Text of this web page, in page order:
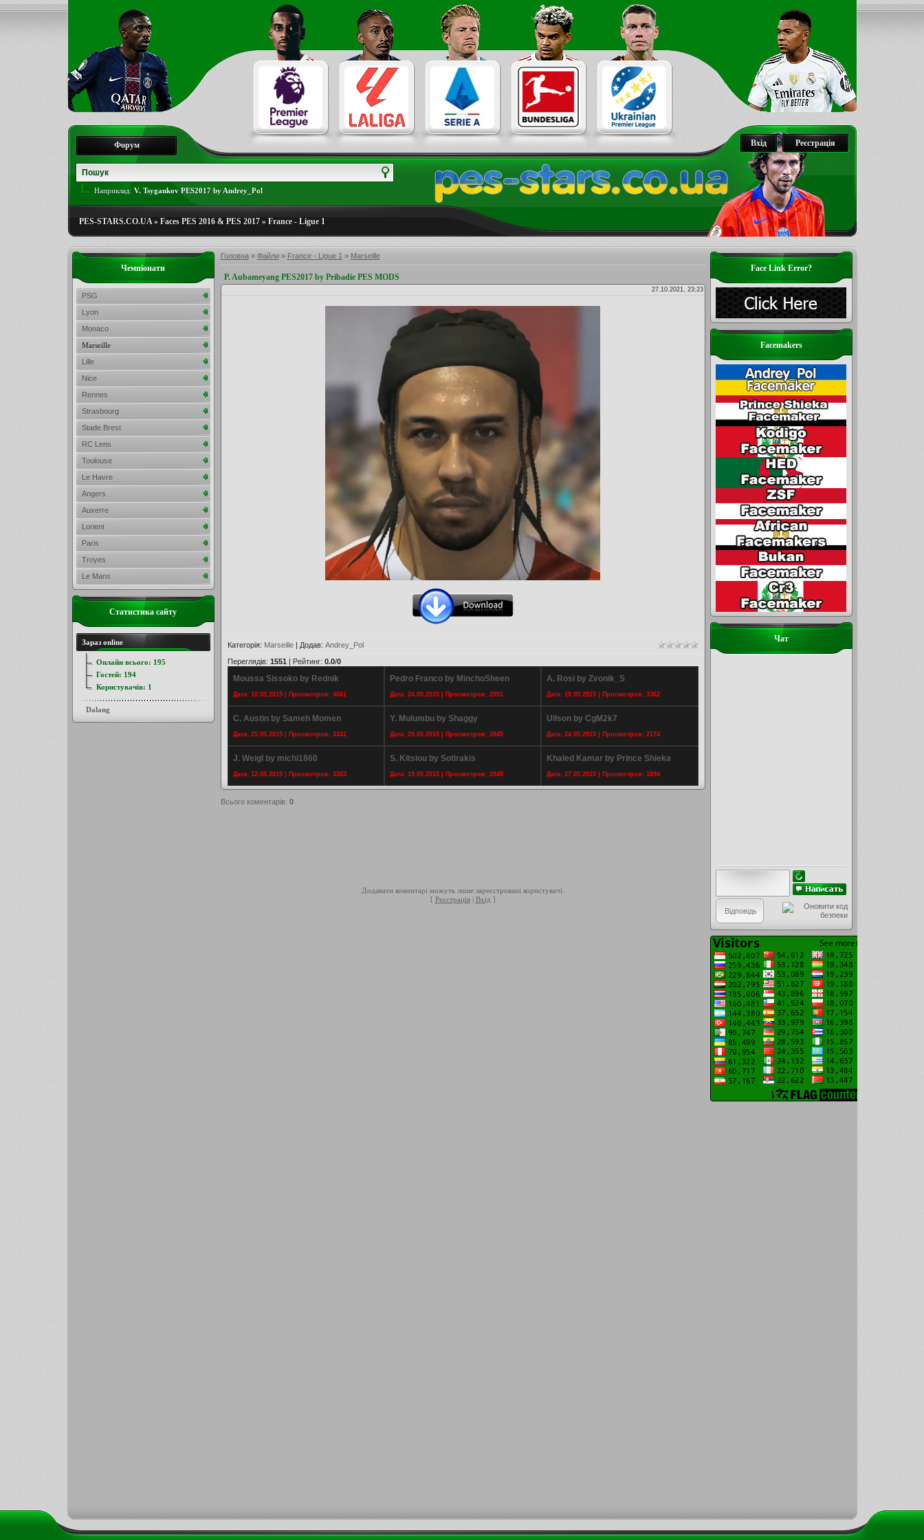
Реєстрація
Вхід
Форум
Наприклад: V. Tsygankov PES2017 by Andrey_Pol
PES-STARS.CO.UA» Faces PES 2016 & PES 2017» France - Ligue 1
Головна» Файли» France - Ligue 1 » Marseille
P. Aubameyang PES2017 by Pribadie PES MODS
27.10.2021, 23:23
Категорія: Marseille| Додав: Andrey_Pol
Переглядів: 1551 | Рейтинг: 0.0/0
Moussa Sissoko by Rednik
Дата: 10.05.2015 | Просмотров: 4661
Pedro Franco by MinchoSheen
Дата: 24.05.2015 | Просмотров: 2951
A. Rosi by Zvonik_S
Дата: 19.05.2015 | Просмотров: 3362
C. Austin by Sameh Momen
Дата: 25.05.2015 | Просмотров: 3341
Y. Mulumbu by Shaggy
Дата: 29.05.2015 | Просмотров: 2845
Uilson by CgM2k7
Дата: 24.05.2015 | Просмотров: 2174
J. Weigl by michi1860
Дата: 12.05.2015 | Просмотров: 3363
S. Kitsiou by Sotirakis
Дата: 19.05.2015 | Просмотров: 2948
Khaled Kamar by Prince Shieka
Дата: 27.05.2015 | Просмотров: 1894
Всього коментарів: 0
Додавати коментарі можуть лише зареєстровані користувачі.
[ Реєстрація| Вхід ]
Face Link Error?
Facemakers
Чат
Чемпіонати
PSG
Lyon
Monaco
Marseille
Lille
Nice
Rennes
Strasbourg
Stade Brest
RC Lens
Toulouse
Le Havre
Angers
Auxerre
Lorient
Paris
Troyes
Le Mans
Статистика сайту
Зараз online
Онлайн всього: 195
Гостей: 194
Користувачів: 1
Dalang